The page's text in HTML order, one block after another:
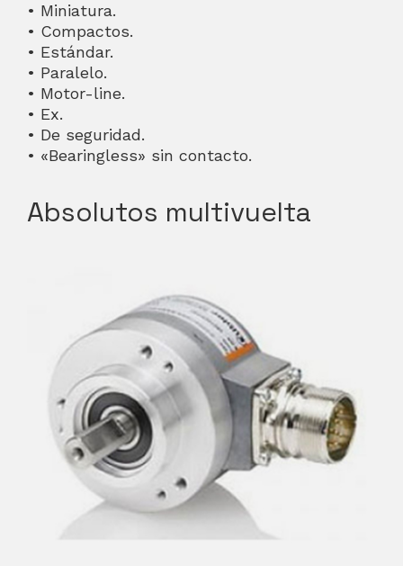
• Miniatura.
• Compactos.
• Estándar.
• Paralelo.
• Motor-line.
• Ex.
• De seguridad.
• «Bearingless» sin contacto.
Absolutos multivuelta